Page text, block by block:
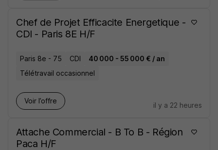
Chef de Projet Efficacite Energetique -
CDI - Paris 8E H/F
Paris 8e - 75 CDI
40 000 - 55 000 € / an
Télétravail occasionnel
Voir l’offre
il y a 22 heures
Attache Commercial - B To B - Région
Paca H/F